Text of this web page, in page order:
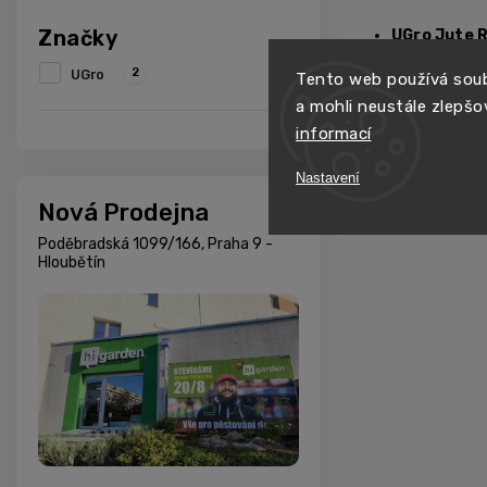
Tento web používá
a mohli neustále
informací
Nastavení
Značky
UGro 2
Nová Prodejna
Poděbradská 1099/166, Praha 9 -
Hloubětín
UGro Jute
UGro Jute
ve větším
Jutová textura
životnosti